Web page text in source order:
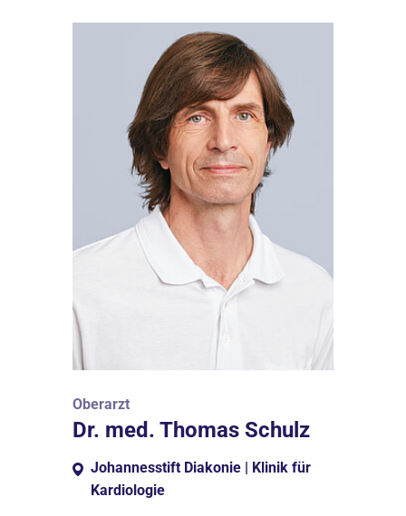
Oberarzt
Dr. med. Thomas Schulz
Johannesstift Diakonie | Klinik für
Kardiologie